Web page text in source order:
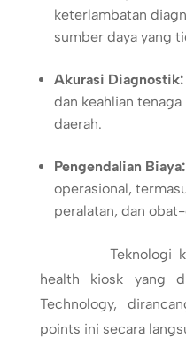
keterlambatan
sumber daya yang
Akurasi Diagnostik:
dan keahlian
daerah.
Pengendalian Biaya:
operasional,
peralatan, dan
Teknologi
health kiosk yang
Technology,
points ini secara